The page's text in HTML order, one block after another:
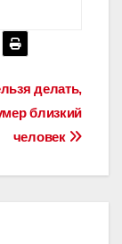
делать,
близкий
человек